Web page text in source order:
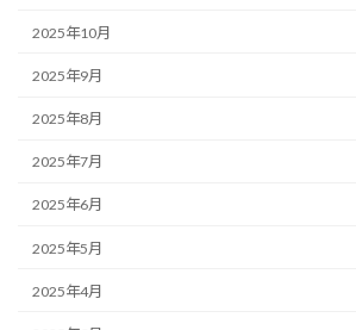
2025年10月
2025年9月
2025年8月
2025年7月
2025年6月
2025年5月
2025年4月